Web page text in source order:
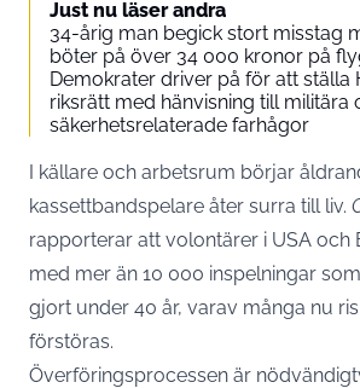
Just nu läser andra
34-årig man begick stort misstag
böter på över 34 000 kronor på
Demokrater driver på för att ställa
riksrätt med hänvisning till militära
säkerhetsrelaterade farhågor
I källare och arbetsrum börjar
kassettbandspelare åter surra till liv.
rapporterar att volontärer i USA och
med mer än 10 000 inspelningar
gjort under 40 år, varav många nu
förstöras.
Överföringsprocessen är